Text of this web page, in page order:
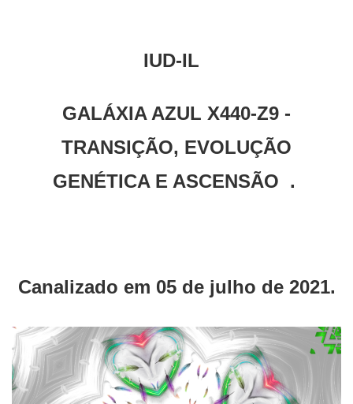
IUD-IL
GALÁXIA AZUL X440-Z9 -
TRANSIÇÃO, EVOLUÇÃO
GENÉTICA E ASCENSÃO .
Canalizado em 05 de julho de 2021.